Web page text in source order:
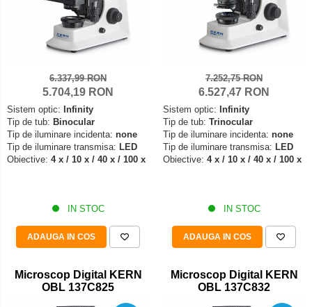
6.337,99 RON
5.704,19 RON
Sistem optic: Infinity
Tip de tub: Binocular
Tip de iluminare incidenta: none
Tip de iluminare transmisa: LED
Obiective: 4 x / 10 x / 40 x / 100 x
IN STOC
ADAUGA IN COS
7.252,75 RON
6.527,47 RON
Sistem optic: Infinity
Tip de tub: Trinocular
Tip de iluminare incidenta: none
Tip de iluminare transmisa: LED
Obiective: 4 x / 10 x / 40 x / 100 x
IN STOC
ADAUGA IN COS
Microscop Digital KERN
OBL 137C825
Microscop Digital KERN
OBL 137C832